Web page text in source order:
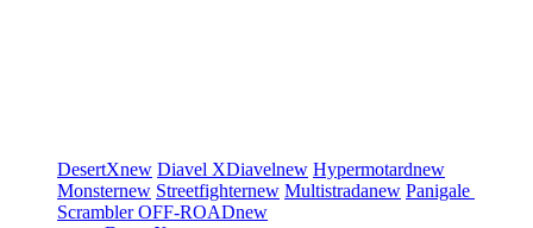
DesertXnew Diavel XDiavelnew Hypermotardnew
Monsternew Streetfighternew Multistradanew Panigale
ScramblerOFF-ROADnew